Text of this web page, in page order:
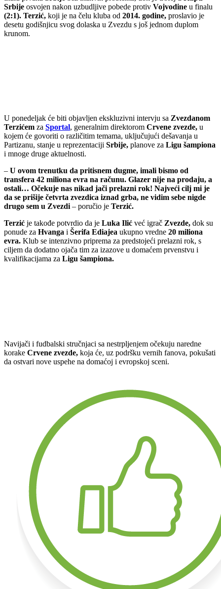
Srbije osvojen nakon uzbudljive pobede protiv Vojvodine u finalu
(2:1). Terzić, koji je na čelu kluba od 2014. godine, proslavio je
desetu godišnjicu svog dolaska u Zvezdu s još jednom duplom
krunom.
U ponedeljak će biti objavljen ekskluzivni intervju sa Zvezdanom
Terzićem za Sportal, generalnim direktorom Crvene zvezde, u
kojem će govoriti o različitim temama, uključujući dešavanja u
Partizanu, stanje u reprezentaciji Srbije, planove za Ligu šampiona
i mnoge druge aktuelnosti.
– U ovom trenutku da pritisnem dugme, imali bismo od
transfera 42 miliona evra na računu. Glazer nije na prodaju, a
ostali… Očekuje nas nikad jači prelazni rok! Najveći cilj mi je
da se prišije četvrta zvezdica iznad grba, ne vidim sebe nigde
drugo sem u Zvezdi – poručio je Terzić.
Terzić je takođe potvrdio da je Luka Ilić već igrač Zvezde, dok su
ponude za Hvanga i Šerifa Ediajea ukupno vredne 20 miliona
evra. Klub se intenzivno priprema za predstojeći prelazni rok, s
ciljem da dodatno ojača tim za izazove u domaćem prvenstvu i
kvalifikacijama za Ligu šampiona.
Navijači i fudbalski stručnjaci sa nestrpljenjem očekuju naredne
korake Crvene zvezde, koja će, uz podršku vernih fanova, pokušati
da ostvari nove uspehe na domaćoj i evropskoj sceni.